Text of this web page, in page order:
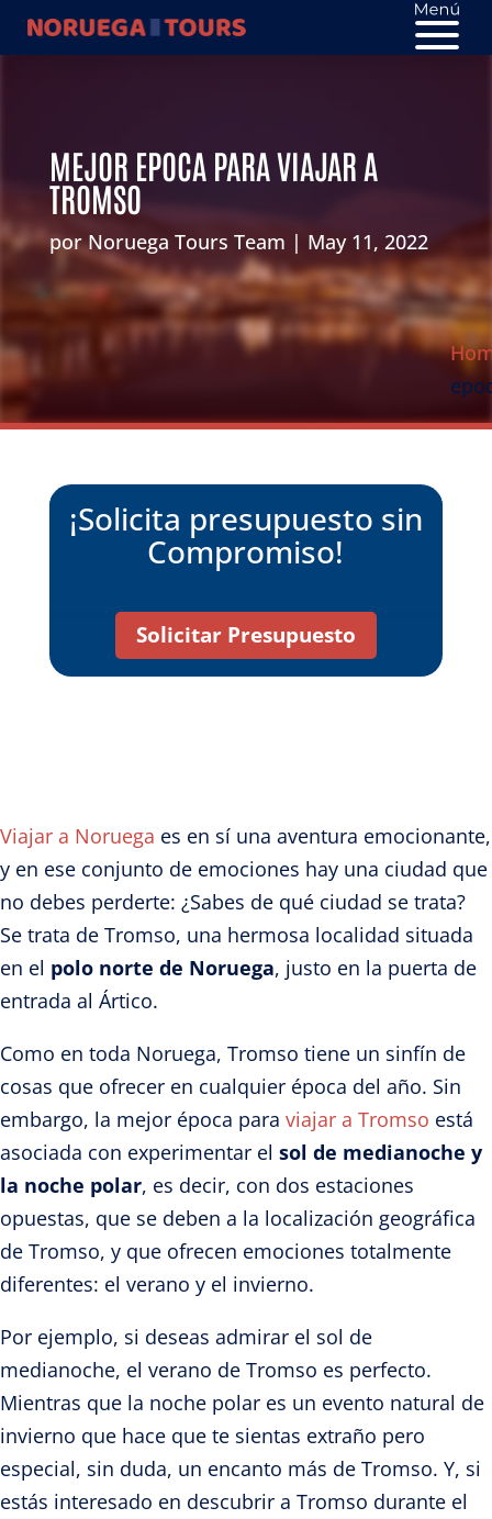
MEJOR EPOCA PARA VIAJAR A
TROMSO
porNoruega Tours Team May 11, 2022
¡Solicita presupuesto sin
Compromiso!
Solicitar Presupuesto
Viajar a Noruega es en sí una aventura emocionante,
y en ese conjunto de emociones hay una ciudad que
no debes perderte: ¿Sabes de qué ciudad se trata?
Se trata de Tromso, una hermosa localidad situada
en el polo norte de Noruega, justo en la puerta de
entrada al Ártico.
Como en toda Noruega, Tromso tiene un sinfín de
cosas que ofrecer en cualquier época del año. Sin
embargo, la mejor época para viajar a Tromso está
asociada con experimentar el sol de medianoche y
la noche polar, es decir, con dos estaciones
opuestas, que se deben a la localización geográfica
de Tromso, y que ofrecen emociones totalmente
diferentes: el verano y el invierno.
Por ejemplo, si deseas admirar el sol de
medianoche, el verano de Tromso es perfecto.
Mientras que la noche polar es un evento natural de
invierno que hace que te sientas extraño pero
especial, sin duda, un encanto más de Tromso. Y, si
estás interesado en descubrir a Tromso durante el